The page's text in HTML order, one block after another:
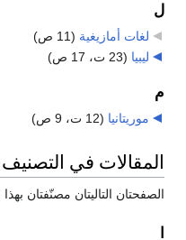
ل
لغات أمازيغية (11 ص)
ليبيا (23 ت، 17 ص)
م
موريتانيا (12 ت، 9 ص)
المقالات في
الصفحتان التاليتان مصنّفتان